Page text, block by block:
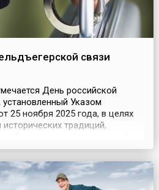
связи
День российской
Указом
25 ноября 2025 года, в целях
исторических традиций,
До принятия этого документа
фельдъегерской
день неофициально.